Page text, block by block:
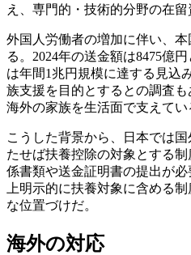
え、専門的・技術的分野の在留
外国人労働者の増加に伴い、
る。2024年の送金額は8475億
は年間1兆円規模に達する見込
族支援を目的とするとの調査
海外の家族を生活面で支えてい
こうした背景から、日本では
たせば扶養控除の対象とする
係書類や送金証明書の提出が
上明示的に扶養対象に含める
な位置づけだ。
海外の対応